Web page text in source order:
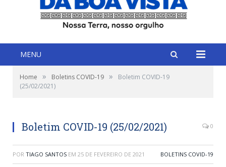
MENU
Home » Boletins COVID-19 »
Boletim COVID-19
(25/02/2021)
Boletim COVID-19 (25/02/2021) 0
POR TIAGO SANTOS EM 25 DE FEVEREIRO DE 2021 BOLETINS COVID-19